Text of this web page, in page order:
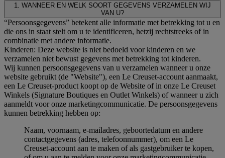
1. WANNEER EN WELK SOORT GEGEVENS VERZAMELEN WIJ
VAN U?
“Persoonsgegevens” betekent alle informatie met betrekking tot u en
die ons in staat stelt om u te identificeren, hetzij rechtstreeks of in
combinatie met andere informatie.
Kinderen: Deze website is niet bedoeld voor kinderen en we
verzamelen niet bewust gegevens met betrekking tot kinderen.
Wij kunnen persoonsgegevens van u verzamelen wanneer u onze
website gebruikt (de "Website"), een Le Creuset-account aanmaakt,
een Le Creuset-product koopt op de Website of in onze Le Creuset
Winkels (Signature Boutiques en Outlet Winkels) of wanneer u zich
aanmeldt voor onze marketingcommunicatie. De persoonsgegevens
kunnen betrekking hebben op:
Naam, voornaam, e-mailadres, geboortedatum en andere
contactgegevens (adres, telefoonnummer), om een Le
Creuset-account aan te maken of als gastgebruiker te kopen,